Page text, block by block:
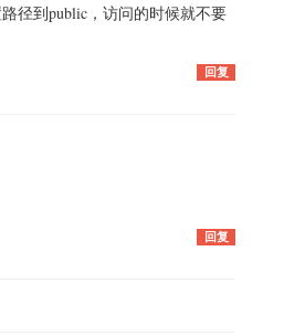
径到public，访问的时候就不要
回复
回复